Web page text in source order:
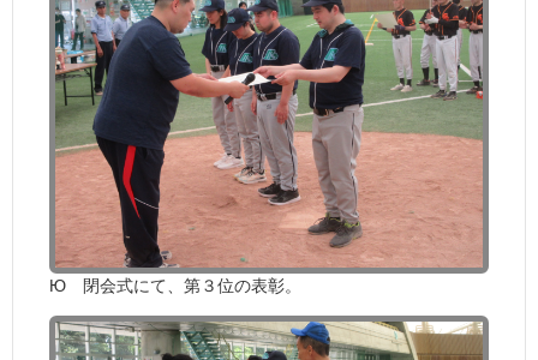
Ю 閉会式にて、第３位の表彰。